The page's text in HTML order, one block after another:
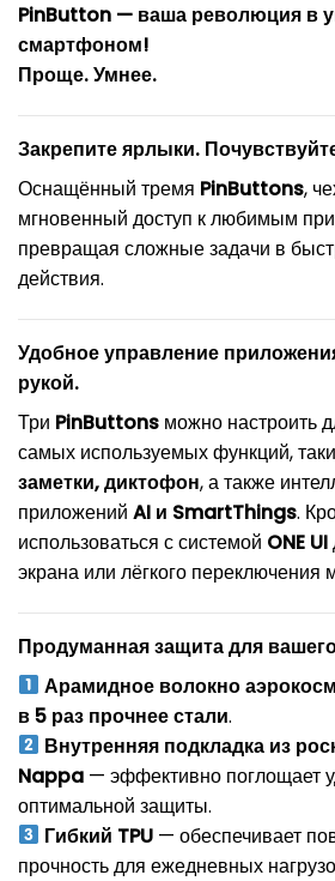
PinButton — ваша революция в
смартфоном!
Проще. Умнее.
Закрепите ярлыки.
Оснащённый тремя PinButtons,
мгновенный доступ к любимым
превращая сложные задачи в
действия.
Удобное управление
рукой.
Три PinButtons можно настроить
самых используемых функций,
заметки, диктофон, а также
приложений AI и SmartThings.
использоваться с системой ONE UI
экрана или лёгкого
Продуманная защита для
Арамидное волокно
в 5 раз прочнее стали.
Внутренняя подкладка из
Nappa — эффективно поглощает
оптимальной защиты.
Гибкий TPU — обеспечивает
прочность для ежедневных